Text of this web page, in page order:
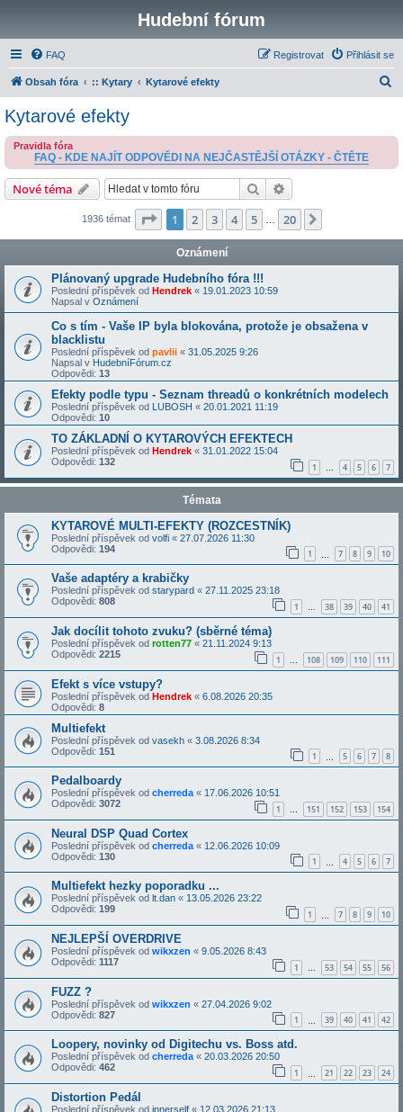
Hudební fórum
FAQ Přihlásit se
Registrovat
Obsah fóra :: Kytary Kytarové efekty
a
Kytarové efekty
Pravidla fóra
FAQ - KDE NAJÍT ODPOVĚDI NA NEJČASTĚJŠÍ OTÁZKY - ČTĚTE
Nové téma Hledat
1936 témat Stránka z 20
1 2 3 4 5 20
Oznámení
Plánovaný upgrade Hudebního fóra !!!
Poslední příspěvek od Hendrek « 19.01.2023 10:59
Napsal v Oznámení
Co s tím - Vaše IP byla blokována, protože je obsažena v
blacklistu
Poslední příspěvek od pavlii « 31.05.2025 9:26
Napsal v HudebníFórum.cz
Odpovědi: 13
Efekty podle typu - Seznam threadů o konkrétních modelech
Poslední příspěvek od LUBOSH « 20.01.2021 11:19
Odpovědi: 10
TO ZÁKLADNÍ O KYTAROVÝCH EFEKTECH
Poslední příspěvek od Hendrek « 31.01.2022 15:04
Odpovědi: 132 1 … 4 5 6 7
Témata
KYTAROVÉ MULTI-EFEKTY (ROZCESTNÍK)
Poslední příspěvek od volfi « 27.07.2026 11:30
Odpovědi: 194 1 7 8 9 10
Vaše adaptéry a krabičky
Poslední příspěvek od starypard « 27.11.2025 23:18
Odpovědi: 808 1 … 38 39 40 41
Jak docílit tohoto zvuku? (sběrné téma)
Poslední příspěvek od rotten77 « 21.11.2024 9:13
Odpovědi: 2215 1 … 108 109 110 111
Efekt s více vstupy?
Poslední příspěvek od Hendrek « 6.08.2026 20:35
Odpovědi: 8
Multiefekt
Poslední příspěvek od vasekh « 3.08.2026 8:34
Odpovědi: 151 1 5 6 7 8
Pedalboardy
Poslední příspěvek od cherreda « 17.06.2026 10:51
Odpovědi: 3072 1 … 151 152 153 154
Neural DSP Quad Cortex
Poslední příspěvek od cherreda « 12.06.2026 10:09
Odpovědi: 130 1 4 5 6 7
Multiefekt hezky poporadku ...
Poslední příspěvek od lt.dan « 13.05.2026 23:22
Odpovědi: 199 1 7 8 9 10
NEJLEPŠÍ OVERDRIVE
Poslední příspěvek od wikxzen « 9.05.2026 8:43
Odpovědi: 1117 1 … 53 54 55 56
FUZZ ?
Poslední příspěvek od wikxzen « 27.04.2026 9:02
Odpovědi: 827 1 39 40 41 42
Loopery, novinky od Digitechu vs. Boss atd.
Poslední příspěvek od cherreda« 20.03.2026 20:50
Odpovědi: 462 1 21 22 23 24
Distortion Pedál
Poslední příspěvek od innerself « 12.03.2026 21:13